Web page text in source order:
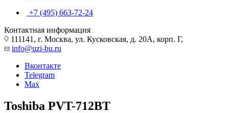
+7 (495) 663-72-24
Контактная информация
111141, г. Москва, ул. Кусковская, д. 20А, корп. Г,
info@uzi-bu.ru
Вконтакте
Telegram
Max
Toshiba PVT-712BT